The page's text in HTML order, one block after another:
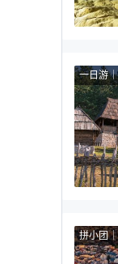
一日游
拼小团